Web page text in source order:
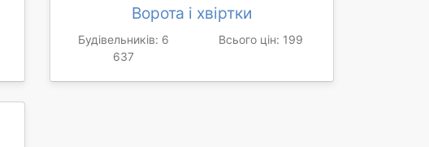
Ворота і хвіртки
Будівельників: 6
637
Всього цін: 199